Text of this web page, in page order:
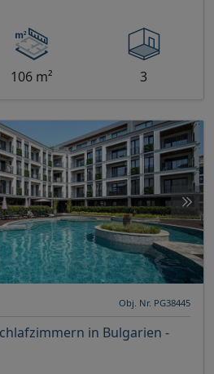
106 m² 3
Obj. Nr. PG38445
in Bulgarien -